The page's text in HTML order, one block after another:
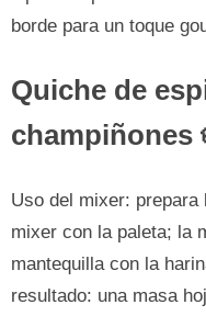
borde para un toque
Quiche de
champiñones
Uso del mixer: prepara
mixer con la paleta; la
mantequilla con la
resultado: una masa